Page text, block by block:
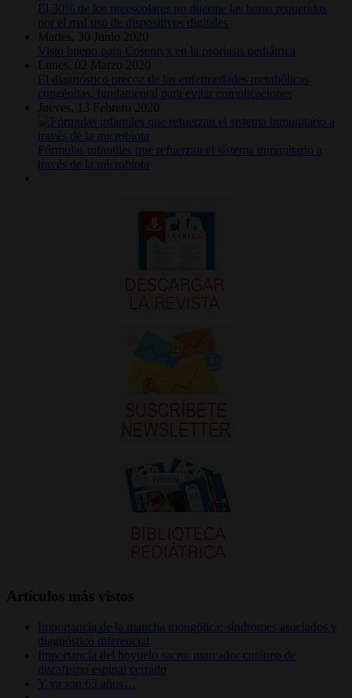
El 30% de los preescolares no duerme las horas requeridas
por el mal uso de dispositivos digitales
Martes, 30 Junio 2020
Visto bueno para Cosentyx en la psoriasis pediátrica
Lunes, 02 Marzo 2020
El diagnóstico precoz de las enfermedades metabólicas
congénitas, fundamental para evitar complicaciones
Jueves, 13 Febrero 2020
Fórmulas infantiles que refuerzan el sistema inmunitario a
través de la microbiota
Artículos más vistos
Importancia de la mancha mongólica: síndromes asociados y
diagnóstico diferencial
Importancia del hoyuelo sacro: marcador cutáneo de
disrafismo espinal cerrado
Y ya son 63 años…